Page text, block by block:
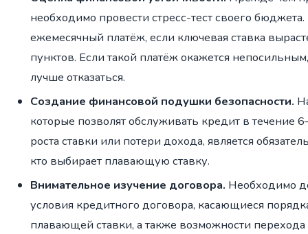
необходимо провести стресс-тест своего бюджета.
ежемесячный платёж, если ключевая ставка
пунктов. Если такой платёж окажется
лучше отказаться.
Создание финансовой подушки безопасности.
которые позволят обслуживать кредит в течение
роста ставки или потери дохода, является
кто выбирает плавающую ставку.
Внимательное изучение договора. Необходимо
условия кредитного договора, касающиеся
плавающей ставки, а также возможности